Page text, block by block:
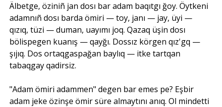
Älbetge, öziniñ jan dosı bar adam baqıtgı ğoy. Öytkeni
adamnıñ dosı barda ömiri — toy, janı — jay, üyi —
qızıq, tüzi — duman, uayımı joq. Qazaq üşin dosı
bölispegen kuanış — qayğı. Dossız körgen qız'gq —
şıjıq. Dos ortaqgaspağan baylıq — itke tartqan
tabaqgay qadirsiz.
"Adam ömiri adammen" degen bar emes pe? Eşbir
adam jeke özinşe ömir süre almaytını anıq. Ol mindetti